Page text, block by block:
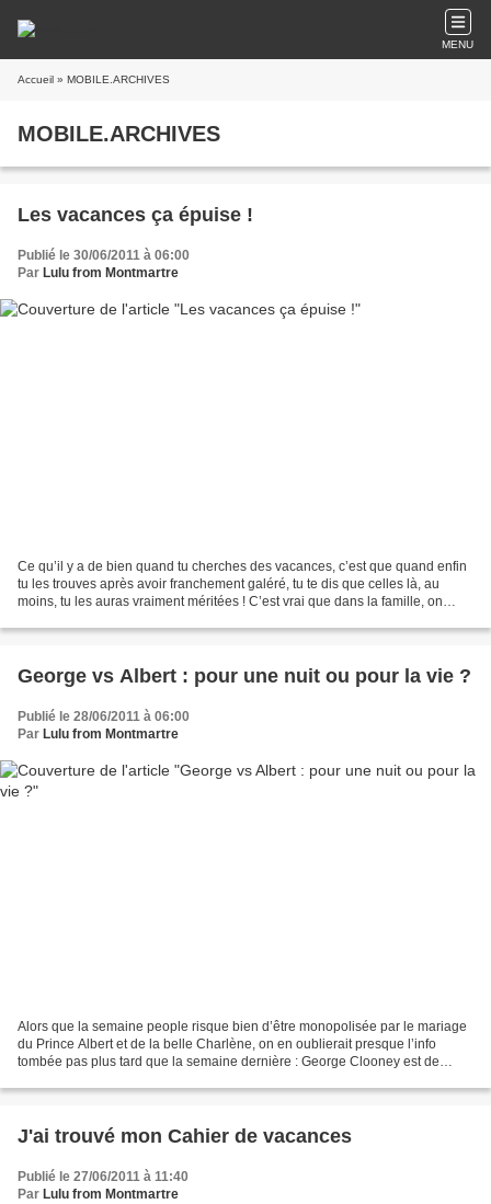
MENU
Accueil » MOBILE.ARCHIVES
MOBILE.ARCHIVES
Les vacances ça épuise !
Publié le 30/06/2011 à 06:00
Par Lulu from Montmartre
Ce qu’il y a de bien quand tu cherches des vacances, c’est que quand enfin
tu les trouves après avoir franchement galéré, tu te dis que celles là, au
moins, tu les auras vraiment méritées ! C’est vrai que dans la famille, on
George vs Albert : pour une nuit ou pour la vie ?
Publié le 28/06/2011 à 06:00
Par Lulu from Montmartre
Alors que la semaine people risque bien d’être monopolisée par le mariage
du Prince Albert et de la belle Charlène, on en oublierait presque l’info
tombée pas plus tard que la semaine dernière : George Clooney est de
J'ai trouvé mon Cahier de vacances
Publié le 27/06/2011 à 11:40
Par Lulu from Montmartre